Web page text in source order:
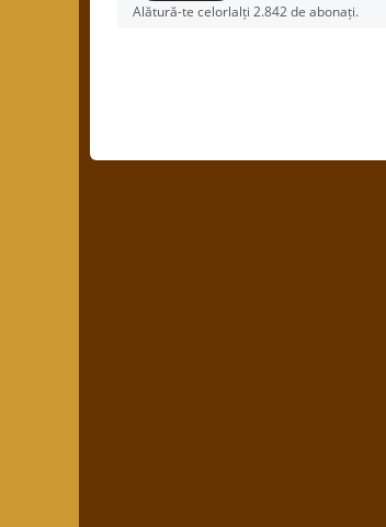
Alătură-te celorlalți 2.842 de abonați.